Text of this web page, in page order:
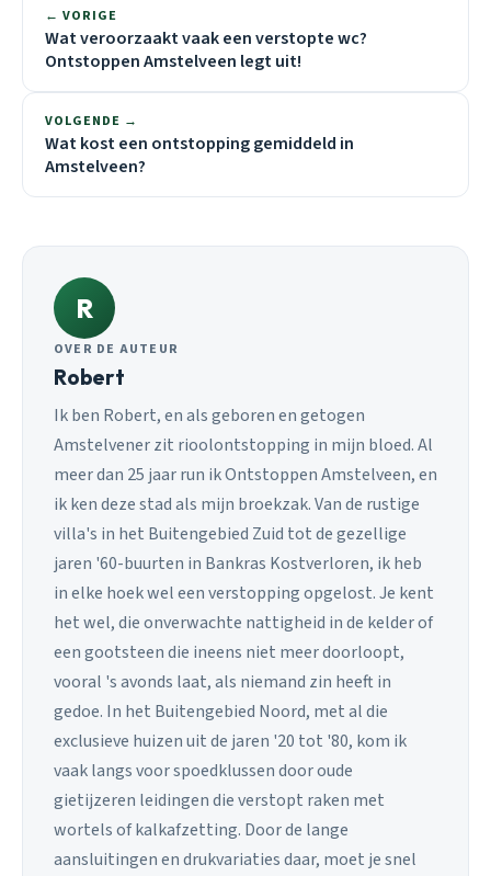
← VORIGE
Wat veroorzaakt vaak een verstopte wc?
Ontstoppen Amstelveen legt uit!
VOLGENDE →
Wat kost een ontstopping gemiddeld in
Amstelveen?
R
OVER DE AUTEUR
Robert
Ik ben Robert, en als geboren en getogen
Amstelvener zit rioolontstopping in mijn bloed. Al
meer dan 25 jaar run ik Ontstoppen Amstelveen, en
ik ken deze stad als mijn broekzak. Van de rustige
villa's in het Buitengebied Zuid tot de gezellige
jaren '60-buurten in Bankras Kostverloren, ik heb
in elke hoek wel een verstopping opgelost. Je kent
het wel, die onverwachte nattigheid in de kelder of
een gootsteen die ineens niet meer doorloopt,
vooral 's avonds laat, als niemand zin heeft in
gedoe. In het Buitengebied Noord, met al die
exclusieve huizen uit de jaren '20 tot '80, kom ik
vaak langs voor spoedklussen door oude
gietijzeren leidingen die verstopt raken met
wortels of kalkafzetting. Door de lange
aansluitingen en drukvariaties daar, moet je snel